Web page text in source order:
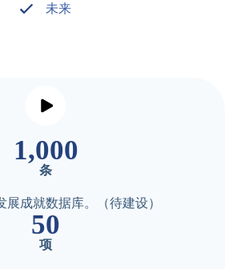
未来
1,000
条
展成就数据库。（待建设）
50
项